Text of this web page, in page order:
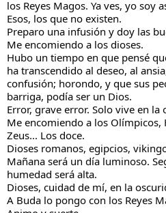
los Reyes Magos. Ya ves, yo soy
Esos, los que no existen.
Preparo una infusión y doy las
Me encomiendo a los dioses.
Hubo un tiempo en que pensé
ha transcendido al deseo, al
confusión; horondo, y que sus
barriga, podía ser un Dios.
Error, grave error. Solo vive en la
Me encomiendo a los Olímpicos,
Zeus... Los doce.
Dioses romanos, egipcios,
Mañana será un día luminoso.
humedad será alta.
Dioses, cuidad de mí, en la
A Buda lo pongo con los Reyes